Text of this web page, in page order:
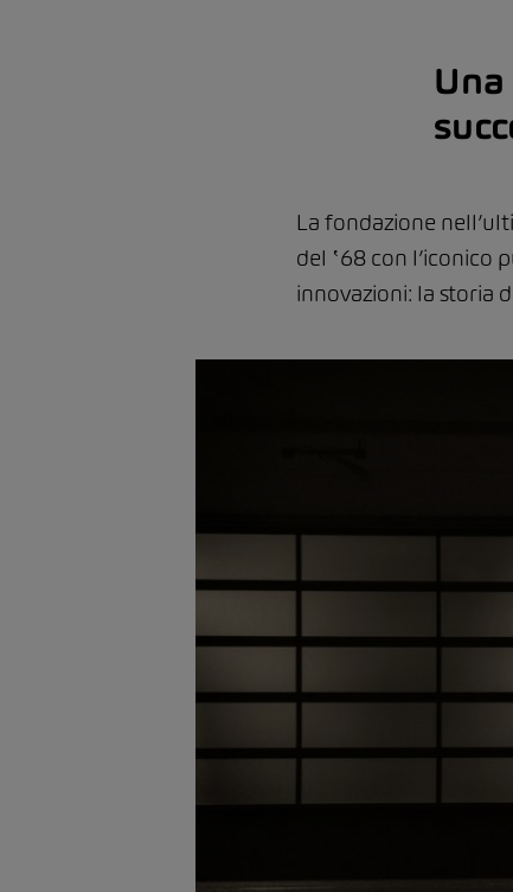
La fondazione
del ʽ68 con l’iconico
innovazioni: la storia